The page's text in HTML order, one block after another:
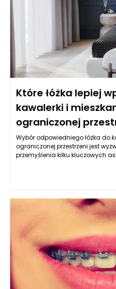
Które łóżka lepiej
kawalerki i
ograniczonej
Wybór odpowiedniego łóżka do
ograniczonej przestrzeni jest
przemyślenia kilku kluczowych
zwrócić uwagę na różne rodzaje
funkcje, co pozwoli zaoszczędzić
jednocześnie zapewnić
użytkowników.